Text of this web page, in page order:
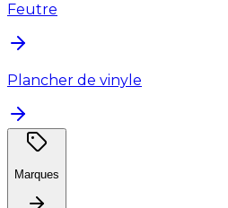
Feutre
Plancher de vinyle
Marques